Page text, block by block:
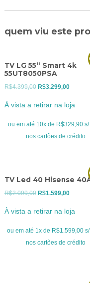
quem viu este
TV LG 55“ Smart 4k
55UT8050PSA
R$4.399,00 O
era:
R$4.399,00.
R$3.299,00O
atual
é:
À vista a retirar na loja
ou em até 10x de R$329,90
nos cartões de crédito
TV Led 40 Hisense
R$2.099,00 O
era:
R$2.099,00.
R$1.599,00O
atual
é:
À vista a retirar na loja
ou em até 1x de R$1.599,00
nos cartões de crédito